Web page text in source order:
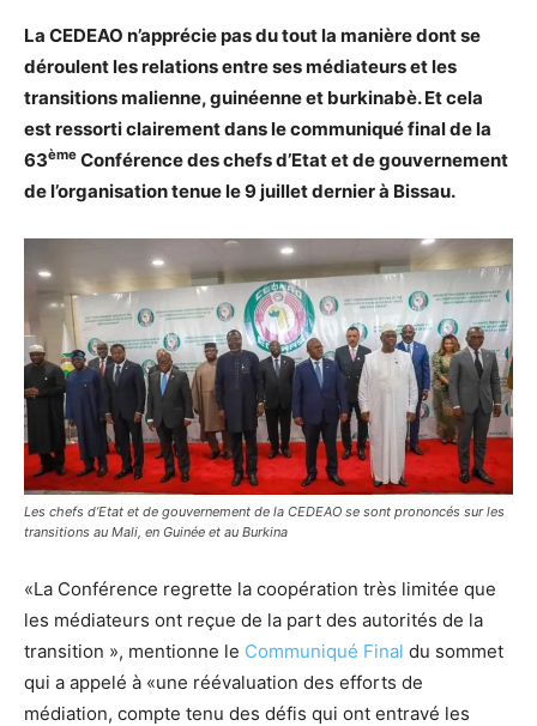
La CEDEAO n’apprécie pas du tout la manière dont se
déroulent les relations entre ses médiateurs et les
transitions malienne, guinéenne et burkinabè. Et cela
est ressorti clairement dans le communiqué final de la
63ème Conférence des chefs d’Etat et de gouvernement
de l’organisation tenue le 9 juillet dernier à Bissau.
Les chefs d’Etat et de gouvernement de la CEDEAO se sont prononcés sur les
transitions au Mali, en Guinée et au Burkina
«La Conférence regrette la coopération très limitée que
les médiateurs ont reçue de la part des autorités de la
transition », mentionne le Communiqué Final du sommet
qui a appelé à «une réévaluation des efforts de
médiation, compte tenu des défis qui ont entravé les